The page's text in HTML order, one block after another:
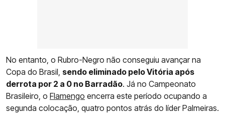
No entanto, o Rubro-Negro não conseguiu avançar na
Copa do Brasil, sendo eliminado pelo Vitória após
derrota por 2 a 0 no Barradão. Já no Campeonato
Brasileiro, o Flamengo encerra este período ocupando a
segunda colocação, quatro pontos atrás do líder Palmeiras.